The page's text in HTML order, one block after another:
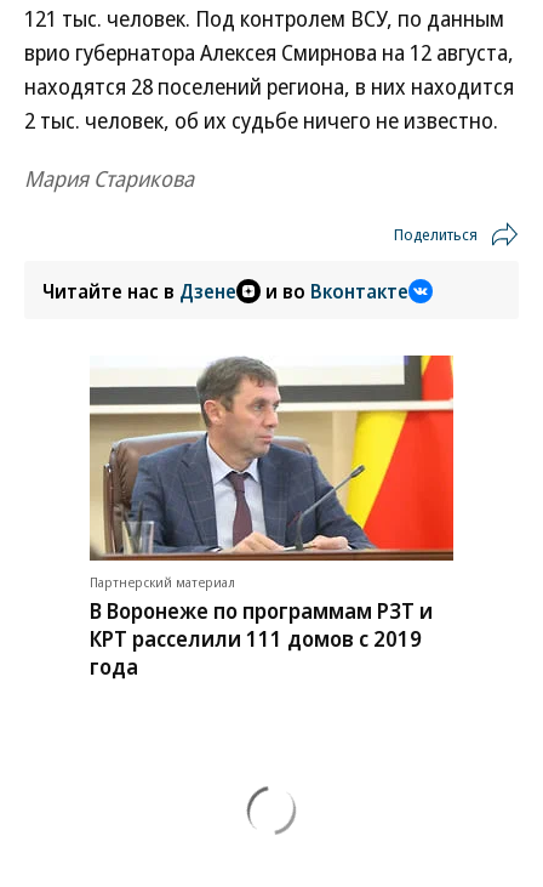
121 тыс. человек. Под контролем ВСУ, по данным
врио губернатора Алексея Смирнова на 12 августа,
находятся 28 поселений региона, в них находится
2 тыс. человек, об их судьбе ничего не известно.
Мария Старикова
Поделиться
Читайте нас в Дзене и во Вконтакте
Партнерский материал
В Воронеже по программам РЗТ и
КРТ расселили 111 домов с 2019
года